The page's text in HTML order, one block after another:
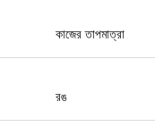
কাজের তাপমাত্রা
রঙ